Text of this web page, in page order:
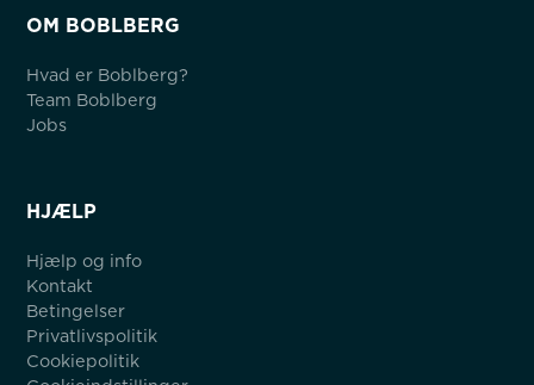
OM BOBLBERG
Hvad er Boblberg?
Team Boblberg
Jobs
HJÆLP
Hjælp og info
Kontakt
Betingelser
Privatlivspolitik
Cookiepolitik